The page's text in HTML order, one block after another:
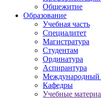
Общежитие
Образование
Учебная часть
Специалитет
Магистратура
Студентам
Ординатура
Аспирантура
Международный
Кафедры
Учебные